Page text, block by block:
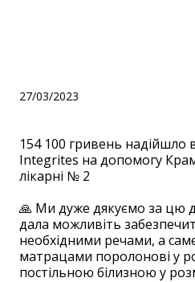
27/03/2023
154 100 гривень надійшло
Integrites на допомогу
лікарні № 2
🙏 Ми дуже дякуємо за цю
дала можливіть
необхідними речами, а
матрацами поролонові у
постільною білизною у